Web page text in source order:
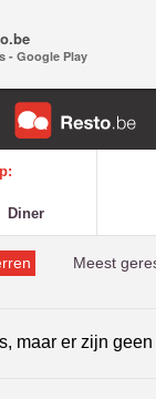
Diner
Meest
maar er zijn
- Google Play